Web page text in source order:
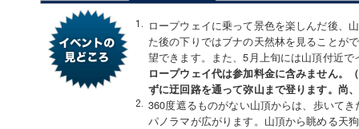
ロープウェイに乗って景色を楽しんだ後、
た後の下りではブナの天然林を見ることが
望できます。また、5月上旬には山頂付近
ロープウェイ代は参加料金に含みません。
ずに迂回路を通って弥山まで登ります。尚
360度遮るものがない山頂からは、歩いて
パノラマが広がります。山頂から眺める天